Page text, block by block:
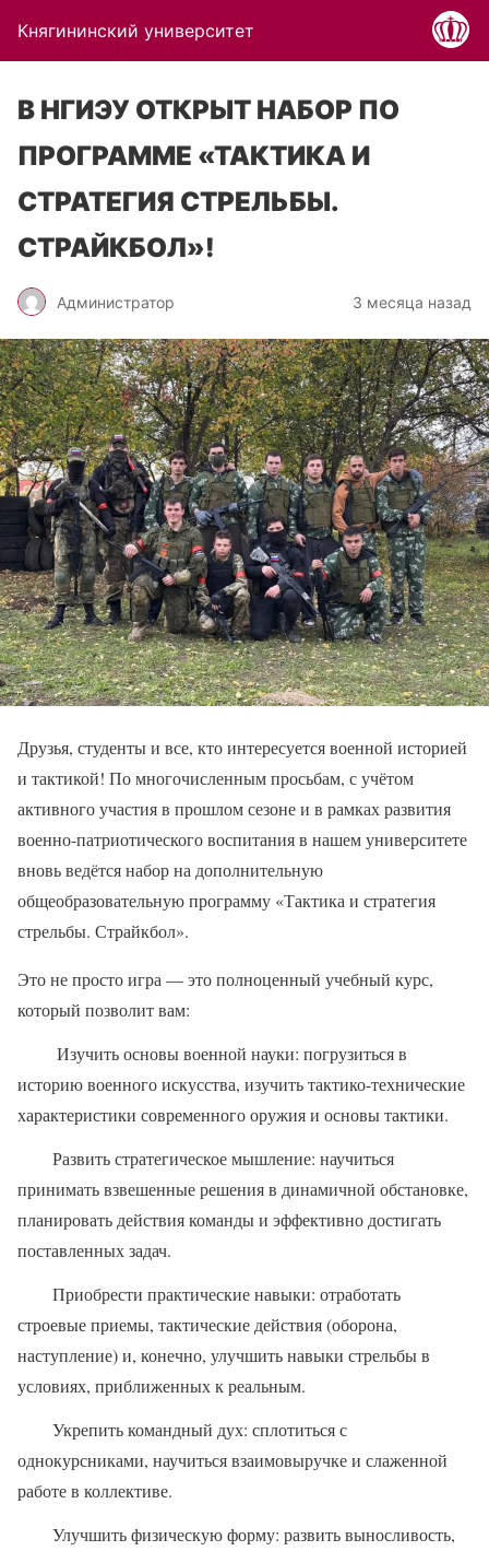
Княгининский университет
В НГИЭУ ОТКРЫТ НАБОР ПО
ПРОГРАММЕ «ТАКТИКА И
СТРАТЕГИЯ СТРЕЛЬБЫ.
СТРАЙКБОЛ»!
Администратор 3 месяца назад
Друзья, студенты и все, кто интересуется военной историей
и тактикой! По многочисленным просьбам, с учётом
активного участия в прошлом сезоне и в рамках развития
военно-патриотического воспитания в нашем университете
вновь ведётся набор на дополнительную
общеобразовательную программу «Тактика и стратегия
стрельбы. Страйкбол».
Это не просто игра — это полноценный учебный курс,
который позволит вам:
Изучить основы военной науки: погрузиться в
историю военного искусства, изучить тактико-технические
характеристики современного оружия и основы тактики.
Развить стратегическое мышление: научиться
принимать взвешенные решения в динамичной обстановке,
планировать действия команды и эффективно достигать
поставленных задач.
Приобрести практические навыки: отработать
строевые приемы, тактические действия (оборона,
наступление) и, конечно, улучшить навыки стрельбы в
условиях, приближенных к реальным.
Укрепить командный дух: сплотиться с
однокурсниками, научиться взаимовыручке и слаженной
работе в коллективе.
Улучшить физическую форму: развить выносливость,